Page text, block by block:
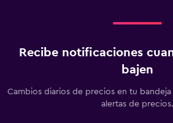
Recibe notificaciones
bajen
Cambios diarios de precios en tu
alertas de precios.